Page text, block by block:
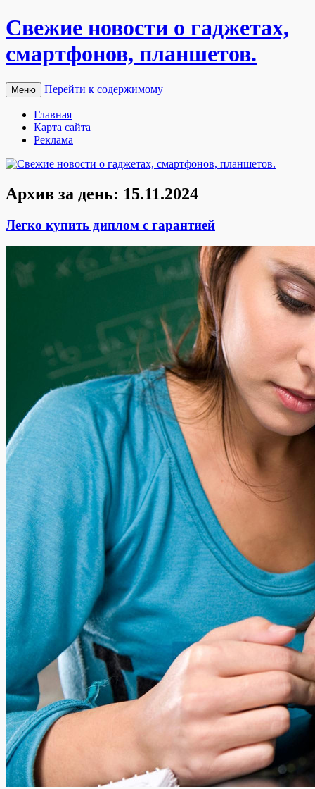
Свежие новости о гаджетах,
смартфонов, планшетов.
Меню Перейти к содержимому
Главная
Карта сайта
Реклама
Архив за день: 15.11.2024
Легко купить диплом с гарантией